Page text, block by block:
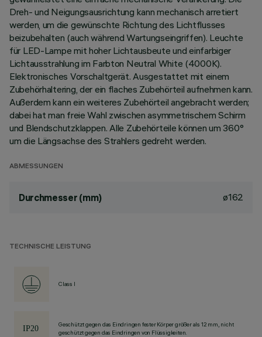
Dreh- und Neigungsausrichtung kann mechanisch arretiert
werden, um die gewünschte Richtung des Lichtflusses
beizubehalten (auch während Wartungseingriffen). Leuchte
für LED-Lampe mit hoher Lichtausbeute und einfarbiger
Lichtausstrahlung im Farbton Neutral White (4000K).
Elektronisches Vorschaltgerät. Ausgestattet mit einem
Zubehörhaltering, der ein flaches Zubehörteil aufnehmen kann.
Außerdem kann ein weiteres Zubehörteil angebracht werden;
dabei hat man freie Wahl zwischen asymmetrischem Schirm
und Blendschutzklappen. Alle Zubehörteile können um 360°
um die Längsachse des Strahlers gedreht werden.
ABMESSUNGEN
Durchmesser (mm) ø162
TECHNISCHE LEISTUNG
Class I
Geschützt gegen das Eindringen fester Körper größer als 12 mm, nicht
geschützt gegen das Eindringen von Flüssigkeiten.